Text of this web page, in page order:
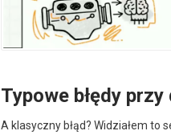
Typowe błędy
A klasyczny błąd? Widziałem to